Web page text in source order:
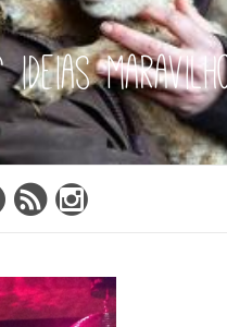
ideias